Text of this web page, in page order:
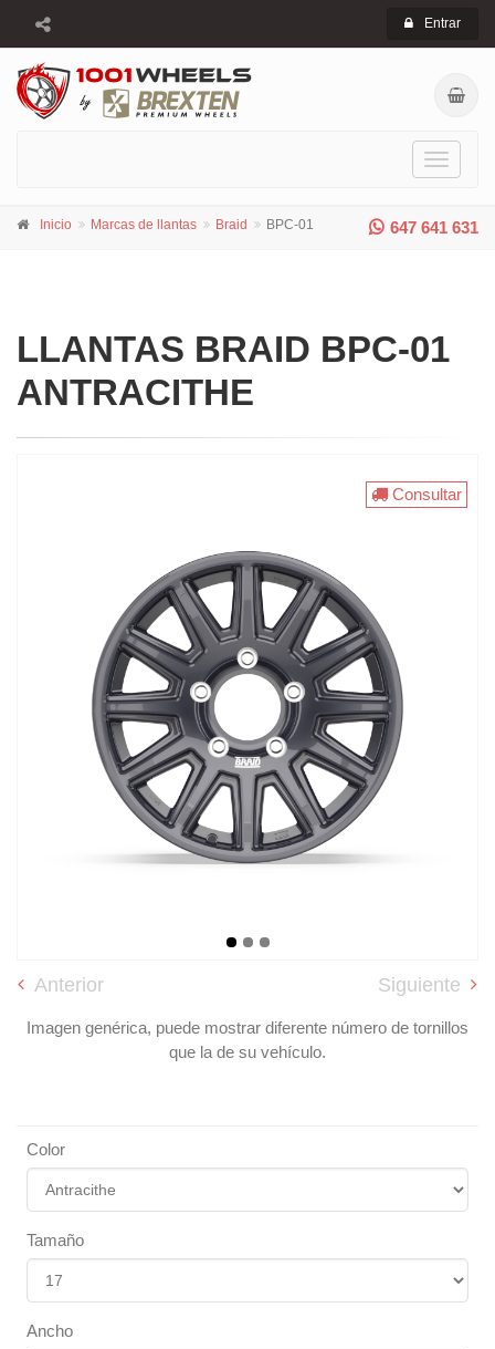
Entrar
Toggle
647 641 631
Inicio Marcas de llantas Braid BPC-01
LLANTAS BRAID BPC-01
ANTRACITHE
Anterior Siguiente
Imagen genérica, puede mostrar diferente número de tornillos
que la de su vehículo.
Consultar
Color
Tamaño
Ancho